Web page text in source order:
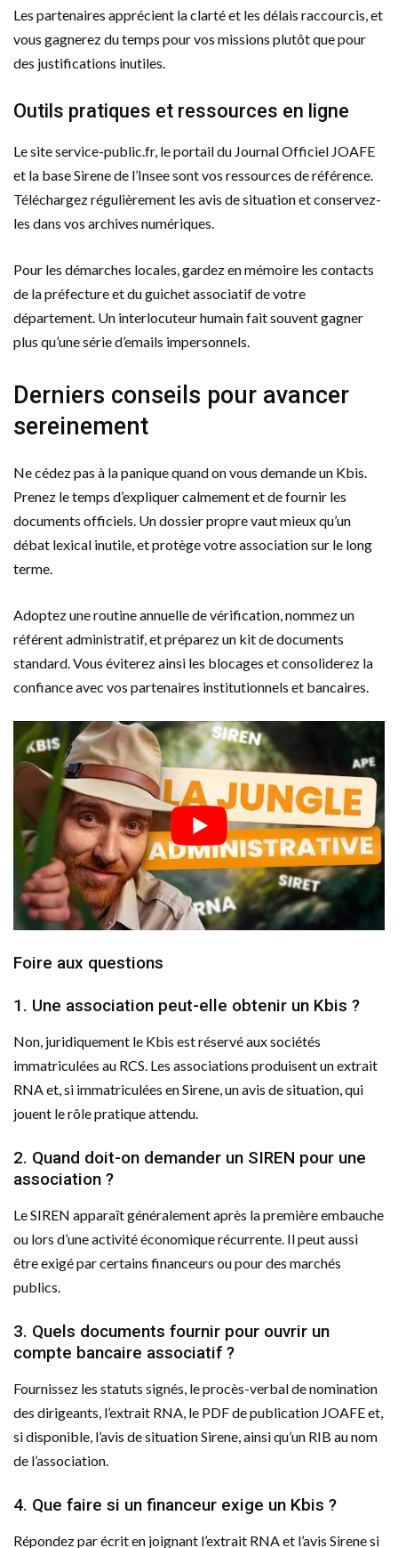
Les partenaires apprécient la clarté et les délais raccourcis, et
vous gagnerez du temps pour vos missions plutôt que pour
des justifications inutiles.
Outils pratiques et ressources en ligne
Le site service-public.fr, le portail du Journal Officiel JOAFE
et la base Sirene de l’Insee sont vos ressources de référence.
Téléchargez régulièrement les avis de situation et conservez-
les dans vos archives numériques.
Pour les démarches locales, gardez en mémoire les contacts
de la préfecture et du guichet associatif de votre
département. Un interlocuteur humain fait souvent gagner
plus qu’une série d’emails impersonnels.
Derniers conseils pour avancer
sereinement
Ne cédez pas à la panique quand on vous demande un Kbis.
Prenez le temps d’expliquer calmement et de fournir les
documents officiels. Un dossier propre vaut mieux qu’un
débat lexical inutile, et protège votre association sur le long
terme.
Adoptez une routine annuelle de vérification, nommez un
référent administratif, et préparez un kit de documents
standard. Vous éviterez ainsi les blocages et consoliderez la
confiance avec vos partenaires institutionnels et bancaires.
Foire aux questions
1. Une association peut-elle obtenir un Kbis ?
Non, juridiquement le Kbis est réservé aux sociétés
immatriculées au RCS. Les associations produisent un extrait
RNA et, si immatriculées en Sirene, un avis de situation, qui
jouent le rôle pratique attendu.
2. Quand doit-on demander un SIREN pour une
association ?
Le SIREN apparaît généralement après la première embauche
ou lors d’une activité économique récurrente. Il peut aussi
être exigé par certains financeurs ou pour des marchés
publics.
3. Quels documents fournir pour ouvrir un
compte bancaire associatif ?
Fournissez les statuts signés, le procès-verbal de nomination
des dirigeants, l’extrait RNA, le PDF de publication JOAFE et,
si disponible, l’avis de situation Sirene, ainsi qu’un RIB au nom
de l’association.
4. Que faire si un financeur exige un Kbis ?
Répondez par écrit en joignant l’extrait RNA et l’avis Sirene si